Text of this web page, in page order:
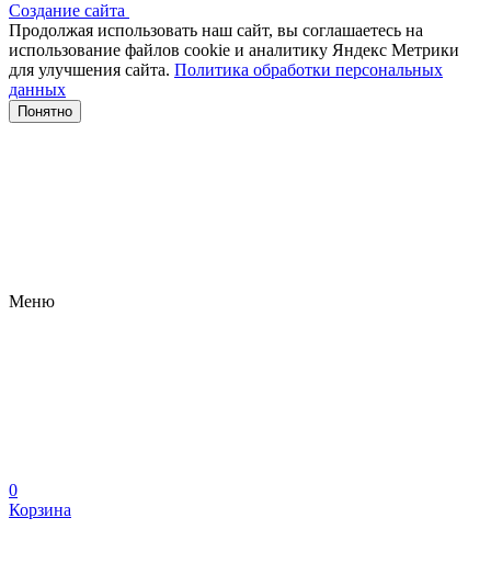
Создание сайта
Продолжая использовать наш сайт, вы соглашаетесь на
использование файлов сооkіе и аналитику Яндекс Метрики
для улучшения сайта. Политика обработки персональных
данных
Понятно
Меню
0
Корзина